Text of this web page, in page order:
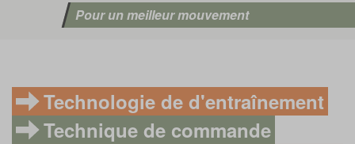
Pour un meilleur mouvement
Technologie de d'entraînement
Technique de commande